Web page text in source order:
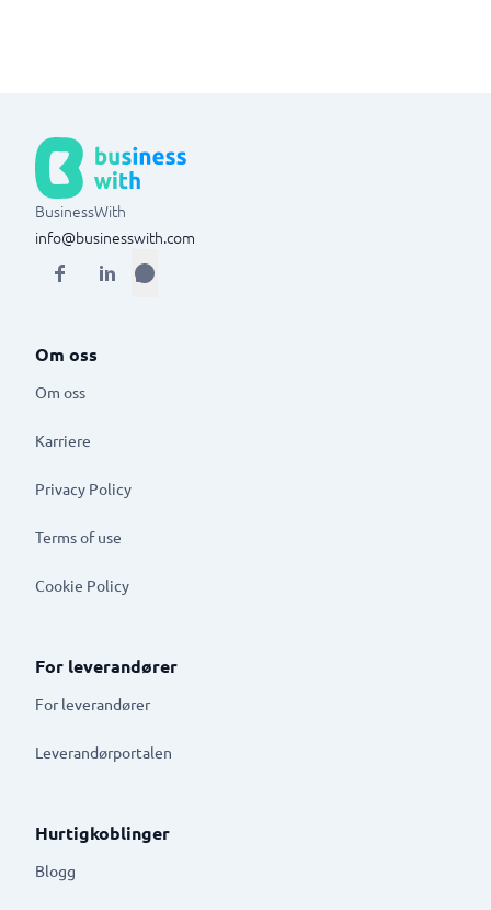
BusinessWith
info@businesswith.com
Om oss
Om oss
Karriere
Privacy Policy
Terms of use
Cookie Policy
For leverandører
For leverandører
Leverandørportalen
Hurtigkoblinger
Blogg